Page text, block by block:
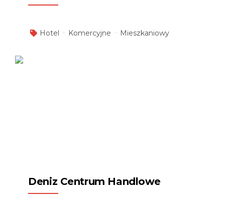
Hotel Komercyjne Mieszkaniowy
Deniz Centrum Handlowe